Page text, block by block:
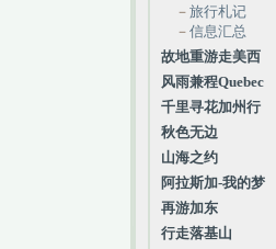
－ 旅行札记
－ 信息汇总
故地重游走美西
风雨兼程Quebec
千里寻花加州行
秋色无边
山海之约
阿拉斯加-我的梦
再游加东
行走落基山